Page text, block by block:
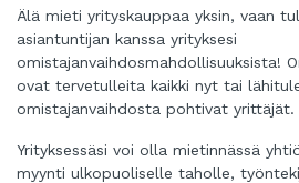
Älä mieti yrityskauppaa yksin, vaan
asiantuntijan kanssa yrityksesi
omistajanvaihdosmahdollisuuksista!
ovat tervetulleita kaikki nyt tai
omistajanvaihdosta pohtivat yrittäjät.
Yrityksessäsi voi olla mietinnässä
myynti ulkopuoliselle taholle,